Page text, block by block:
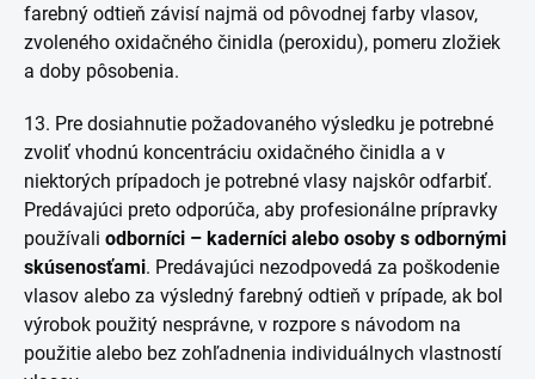
farebný odtieň závisí najmä od pôvodnej farby vlasov,
zvoleného oxidačného činidla (peroxidu), pomeru zložiek
a doby pôsobenia.
13. Pre dosiahnutie požadovaného výsledku je potrebné
zvoliť vhodnú koncentráciu oxidačného činidla a v
niektorých prípadoch je potrebné vlasy najskôr odfarbiť.
Predávajúci preto odporúča, aby profesionálne prípravky
používali odborníci – kaderníci alebo osoby s odbornými
skúsenosťami. Predávajúci nezodpovedá za poškodenie
vlasov alebo za výsledný farebný odtieň v prípade, ak bol
výrobok použitý nesprávne, v rozpore s návodom na
použitie alebo bez zohľadnenia individuálnych vlastností